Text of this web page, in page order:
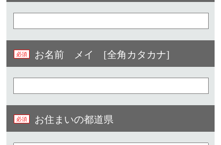
お名前 メイ [全角カタカナ]
お住まいの都道県